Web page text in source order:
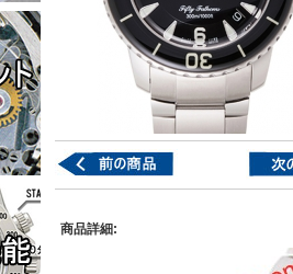
商品詳細: